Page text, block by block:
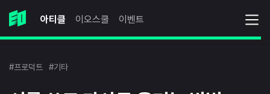
아티클 이오스쿨 이벤트
#프로덕트 #기타